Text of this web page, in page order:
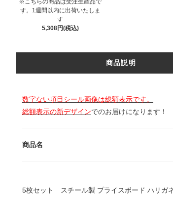
※こちらの商品は受注生産品で
す。1週間以内に出荷いたしま
す
5,308円(税込)
商品説明
数字ない項目シール画像は総額表示です。
総額表示の新デザインでのお届けになります！
商品名
5枚セット スチール製 プライスボード ハリガ